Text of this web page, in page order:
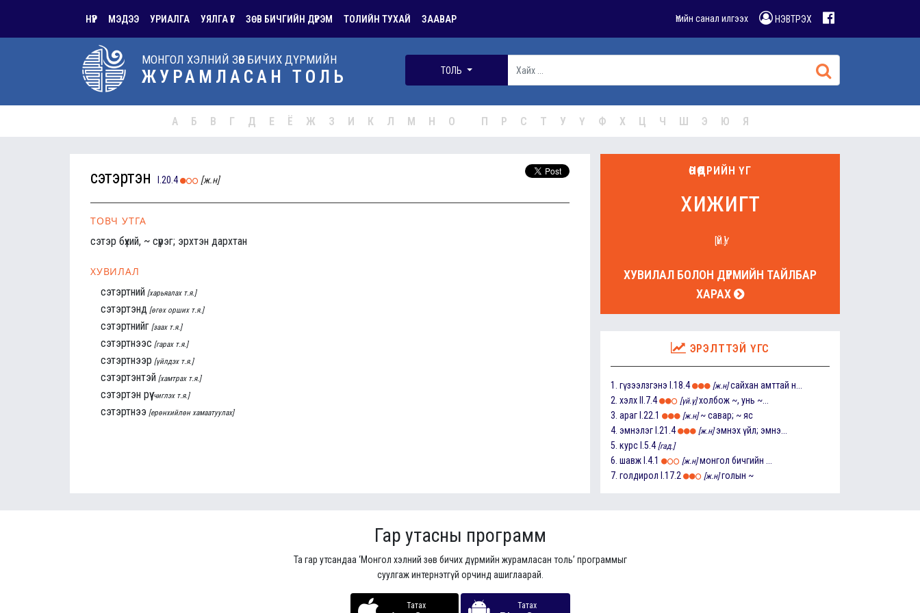
НҮҮР МЭДЭЭ УРИАЛГА УЯЛГА ҮГ ЗӨВ БИЧГИЙН ДҮРЭМ ТОЛИЙН ТУХАЙ ЗААВАР Үгийн санал илгээх НЭВТРЭХ
МОНГОЛ ХЭЛНИЙ ЗӨВ БИЧИХ ДҮРМИЙН
ЖУРАМЛАСАН ТОЛЬ ТОЛЬ
А Б В Г Д Е Ё Ж З И К Л М Н О П Р С Т У Ү Ф Х Ц Ч Ш Э Ю Я
сэтэртэн I.20.4 [ж.н]
ТОВЧ УТГА
сэтэр бүхий, ~ сүрэг; эрхтэн дархтан
ХУВИЛАЛ
сэтэртний [харьяалах т.я.]
сэтэртэнд [өгөх орших т.я.]
сэтэртнийг [заах т.я.]
сэтэртнээс [гарах т.я.]
сэтэртнээр [үйлдэх т.я.]
сэтэртэнтэй [хамтрах т.я.]
сэтэртэн рүү [чиглэх т.я.]
сэтэртнээ [ерөнхийлөн хамаатуулах]
ӨНӨӨДРИЙН ҮГ
хижигт
[ҮЙ.Ү]
ХУВИЛАЛ БОЛОН ДҮРМИЙН ТАЙЛБАР
ХАРАХ
ЭРЭЛТТЭЙ ҮГС
1. гүзээлзгэнэ I.18.4 [ж.н] сайхан амттай н...
2. хэлх II.7.4 [үй.ү] холбож ~, унь ~...
3. араг I.22.1 [ж.н] ~ савар; ~ яс
4. эмнэлэг I.21.4 [ж.н] эмнэх үйл; эмнэ...
5. курс I.5.4 [гад.]
6. шавж I.4.1 [ж.н] монгол бичгийн ...
7. голдирол I.17.2 [ж.н] голын ~
Гар утасны программ
Та гар утсандаа ‘Монгол хэлний зөв бичих дүрмийн журамласан толь’ программыг
суулгаж интернэтгүй орчинд ашиглаарай.
Татах Татах